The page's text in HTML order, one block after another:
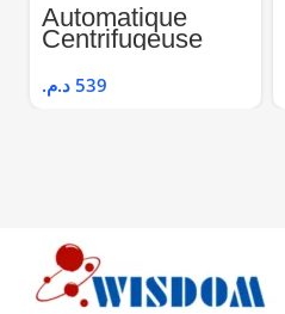
Automatique
Centrifugeuse
Pro – Clatronic
539 د.م.